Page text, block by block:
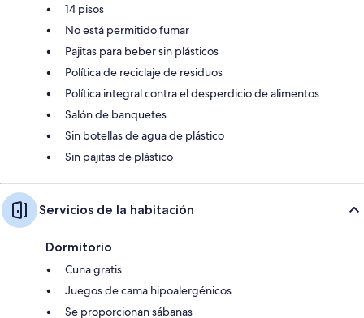
14 pisos
No está permitido fumar
Pajitas para beber sin plásticos
Política de reciclaje de residuos
Política integral contra el desperdicio de alimentos
Salón de banquetes
Sin botellas de agua de plástico
Sin pajitas de plástico
Servicios de la habitación
Dormitorio
Cuna gratis
Juegos de cama hipoalergénicos
Se proporcionan sábanas